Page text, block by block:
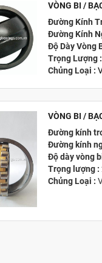
VÒNG BI /
Đường Kính
Đường Kính
Độ Dày Vòng
Trọng Lượng
Chủng Loại :
VÒNG BI /
Đường kính
Đường kính
Độ dày vòng
Trọng lượng :
Chủng Loại :